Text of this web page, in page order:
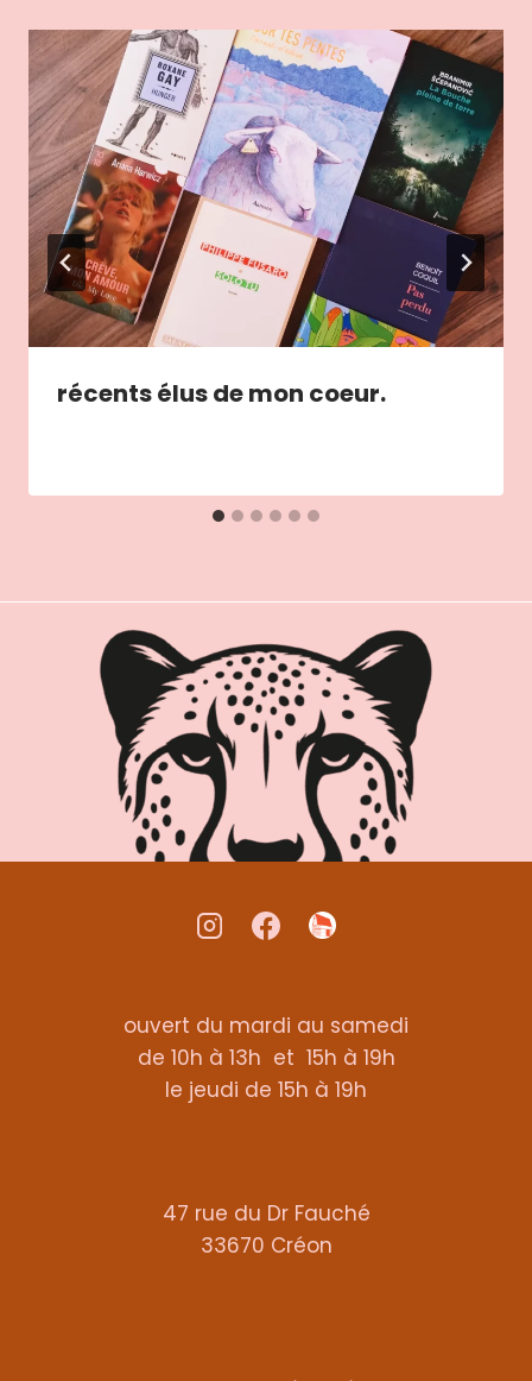
récents élus de mon coeur.
ouvert du mardi au samedi
de 10h à 13h et 15h à 19h
le jeudi de 15h à 19h
47 rue du Dr Fauché
33670 Créon